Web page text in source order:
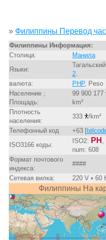
» Филиппины Перевод
Филиппины Информация:
Столица:
Манила
Языки:
Тагальский
2.
валюта:
PHP, Peso
Население ;
Площадь:
99 900 177
km²
Плотность
населения:
333
/km²
Телефонный код
+63 [
ISO3166 коды:
ISO2: PH
num: 608
Формат почтового
индекса:
####
Сетевая вилка:
220 V • 60
Филиппины На